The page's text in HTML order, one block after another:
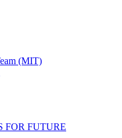
(MIT)
FOR FUTURE